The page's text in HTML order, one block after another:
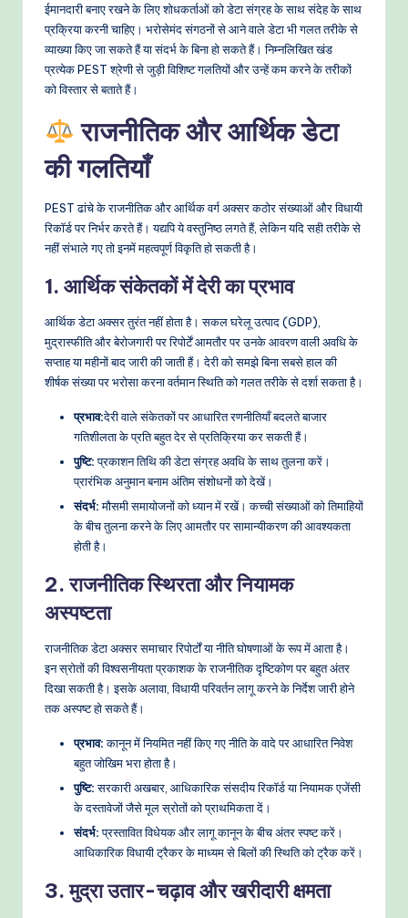
rn
T
e
M
d
ईमानदारी बनाए रखने के लिए शोधकर्ताओं को डेटा संग्रह के साथ संदेह के साथ
प्रक्रिया करनी चाहिए। भरोसेमंद संगठनों से आने वाले डेटा भी गलत तरीके से
व्याख्या किए जा सकते हैं या संदर्भ के बिना हो सकते हैं। निम्नलिखित खंड
प्रत्येक PEST श्रेणी से जुड़ी विशिष्ट गलतियों और उन्हें कम करने के तरीकों
को विस्तार से बताते हैं।
राजनीतिक और आर्थिक डेटा
की गलतियाँ
PEST ढांचे के राजनीतिक और आर्थिक वर्ग अक्सर कठोर संख्याओं और विधायी
रिकॉर्ड पर निर्भर करते हैं। यद्यपि ये वस्तुनिष्ठ लगते हैं, लेकिन यदि सही तरीके से
नहीं संभाले गए तो इनमें महत्वपूर्ण विकृति हो सकती है।
1. आर्थिक संकेतकों में देरी का प्रभाव
आर्थिक डेटा अक्सर तुरंत नहीं होता है। सकल घरेलू उत्पाद (GDP),
मुद्रास्फीति और बेरोजगारी पर रिपोर्टें आमतौर पर उनके आवरण वाली अवधि के
सप्ताह या महीनों बाद जारी की जाती हैं। देरी को समझे बिना सबसे हाल की
शीर्षक संख्या पर भरोसा करना वर्तमान स्थिति को गलत तरीके से दर्शा सकता है।
प्रभाव:देरी वाले संकेतकों पर आधारित रणनीतियाँ बदलते बाजार
गतिशीलता के प्रति बहुत देर से प्रतिक्रिया कर सकती हैं।
पुष्टि:प्रकाशन तिथि की डेटा संग्रह अवधि के साथ तुलना करें।
प्रारंभिक अनुमान बनाम अंतिम संशोधनों को देखें।
संदर्भ:मौसमी समायोजनों को ध्यान में रखें। कच्ची संख्याओं को तिमाहियों
के बीच तुलना करने के लिए आमतौर पर सामान्यीकरण की आवश्यकता
होती है।
2. राजनीतिक स्थिरता और नियामक
अस्पष्टता
राजनीतिक डेटा अक्सर समाचार रिपोर्टों या नीति घोषणाओं के रूप में आता है।
इन स्रोतों की विश्वसनीयता प्रकाशक के राजनीतिक दृष्टिकोण पर बहुत अंतर
दिखा सकती है। इसके अलावा, विधायी परिवर्तन लागू करने के निर्देश जारी होने
तक अस्पष्ट हो सकते हैं।
प्रभाव:कानून में नियमित नहीं किए गए नीति के वादे पर आधारित निवेश
बहुत जोखिम भरा होता है।
पुष्टि:सरकारी अखबार, आधिकारिक संसदीय रिकॉर्ड या नियामक एजेंसी
के दस्तावेजों जैसे मूल स्रोतों को प्राथमिकता दें।
संदर्भ:प्रस्तावित विधेयक और लागू कानून के बीच अंतर स्पष्ट करें।
आधिकारिक विधायी ट्रैकर के माध्यम से बिलों की स्थिति को ट्रैक करें।
3. मुद्रा उतार-चढ़ाव और खरीदारी क्षमता